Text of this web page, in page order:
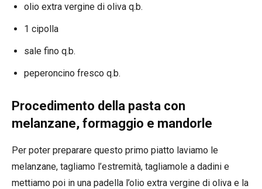
olio extra vergine di oliva q.b.
1 cipolla
sale fino q.b.
peperoncino fresco q.b.
Procedimento della pasta con
melanzane, formaggio e mandorle
Per poter preparare questo primo piatto laviamo le
melanzane, tagliamo l’estremità, tagliamole a dadini e
mettiamo poi in una padella l’olio extra vergine di oliva e la